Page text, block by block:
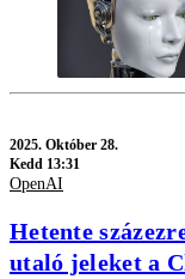
2025. Október 28.
Kedd 13:31
OpenAI
Hetente
utaló jeleket a